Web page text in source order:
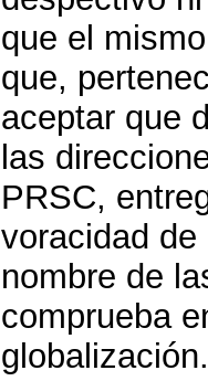
que el
que,
aceptar que
las
PRSC,
voracidad
nombre de
comprueba
globalización.